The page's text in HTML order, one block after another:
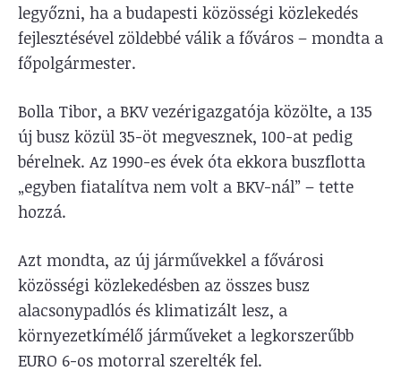
legyőzni, ha a budapesti közösségi közlekedés
fejlesztésével zöldebbé válik a főváros – mondta a
főpolgármester.
Bolla Tibor, a BKV vezérigazgatója közölte, a 135
új busz közül 35-öt megvesznek, 100-at pedig
bérelnek. Az 1990-es évek óta ekkora buszflotta
„egyben fiatalítva nem volt a BKV-nál” – tette
hozzá.
Azt mondta, az új járművekkel a fővárosi
közösségi közlekedésben az összes busz
alacsonypadlós és klimatizált lesz, a
környezetkímélő járműveket a legkorszerűbb
EURO 6-os motorral szerelték fel.